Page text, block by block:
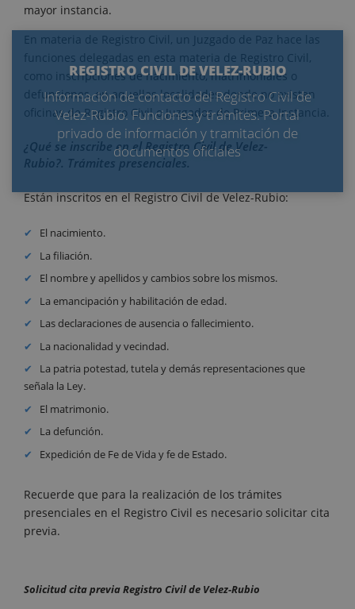
REGISTRO CIVIL DE VELEZ-RUBIO
Información de contacto del Registro Civil de
Velez-Rubio. Funciones y trámites. Portal
privado de información y tramitación de
documentos oficiales
mayor instancia.
En materia de Registro Civil, un Juzgado de Paz hace las
funciones delegadas en esta materia de Registro Civil,
como inscripciones de nacimiento, matrimoniales o
defunciones, en aquellas localidades donde no existen
oficinas de Registro Civil o Juzgados de Primera Instancia.
¿Qué se inscribe en el Registro Civil de Velez-
Rubio?. Trámites presenciales.
Están inscritos en el Registro Civil de Velez-Rubio:
El nacimiento.
La filiación.
El nombre y apellidos y cambios sobre los mismos.
La emancipación y habilitación de edad.
Las declaraciones de ausencia o fallecimiento.
La nacionalidad y vecindad.
La patria potestad, tutela y demás representaciones que
señala la Ley.
El matrimonio.
La defunción.
Expedición de Fe de Vida y fe de Estado.
Recuerde que para la realización de los trámites
presenciales en el Registro Civil es necesario solicitar cita
previa.
Solicitud cita previa Registro Civil de Velez-Rubio